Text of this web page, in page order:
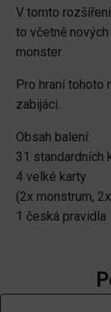
množství
V tomto
to včetně
monster.
Pro hraní tohoto
zabijáci.
Obsah balení:
31 standardních
4 velké karty
(2x monstrum,
1 česká pravidla